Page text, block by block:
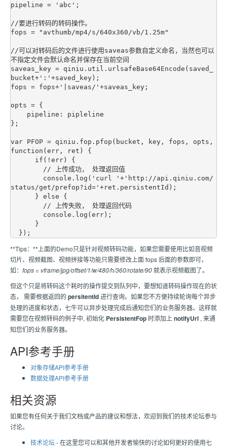
pipeline = 'abc';
//要进行转码的转码操作。
fops = "avthumb/mp4/s/640x360/vb/1.25m"
//可以对转码后的文件进行使用saveas参数自定义命名，当然也可以
不指定文件会默认命名并保存在当前空间
saveas_key = qiniu.util.urlsafeBase64Encode(saved_
bucket+':'+saved_key);
fops = fops+'|saveas/'+saveas_key;
opts = {
};
var PFOP = qiniu.fop.pfop(bucket, key, fops, opts,
function(err, ret) {
status/get/prefop?id='+ret.persistentId);
**Tips：**上面的Demo只是针对视频转码功能，如果您需要使用比如音视频
切片、视频截图、视频拼接等功能只需要修改上面 fops 后面的参数即可，
如： fops = vframe/jpg/offset/1/w/480/h/360/rotate/90就表示视频截图了。
但这个只是将转码这个耗时的操作提交到队列中，要想知道转码操作现在的状
态， 需要根据返回的 persitentId进行查询。如果您不方便持续轮询每个异步
处理的进度和状态，七牛可以异步处理完成后通知您们的业务服务器。这样就
需要您在视频转码的例子中, 初始化 PersistentFop 时添加上 notifyUrl , 来通
知您们的业务服务器。
API参考手册
对象存储API参考手册
数据处理API参考手册
相关资源
如果您有任何关于我们文档或产品的建议和想法，欢迎到我们的技术论坛参与
讨论。
技术论坛- 在这里您可以和其他开发者愉快的讨论如何更好的使用七